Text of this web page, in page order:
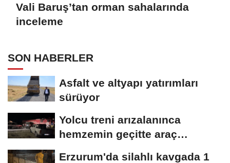
Vali Baruş’tan orman sahalarında
inceleme
SON HABERLER
Asfalt ve altyapı yatırımları
sürüyor
Yolcu treni arızalanınca
hemzemin geçitte araç
Erzurum'da silahlı kavgada 1